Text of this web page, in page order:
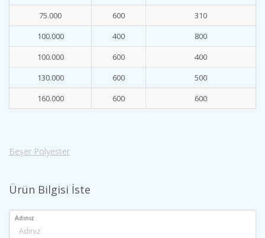
75.000
600
310
100.000
400
800
100.000
600
400
130.000
600
500
160.000
600 600
Beşer Polyester
Ürün Bilgisi İste
Adınız